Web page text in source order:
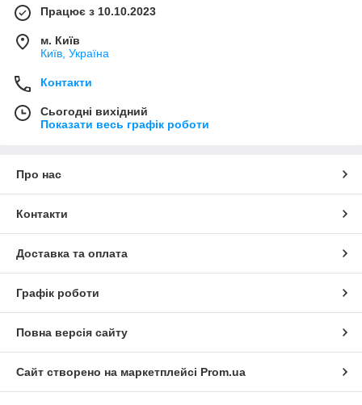
Працює з 10.10.2023
м. Київ
Київ, Україна
Контакти
Сьогодні вихідний
Показати весь графік роботи
Про нас
Контакти
Доставка та оплата
Графік роботи
Повна версія сайту
Сайт створено на маркетплейсі Prom.ua